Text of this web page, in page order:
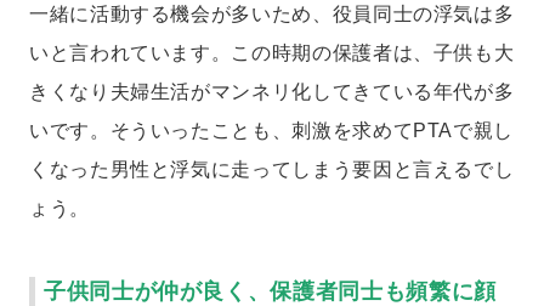
一緒に活動する機会が多いため、役員同士の浮気は多
いと言われています。この時期の保護者は、子供も大
きくなり夫婦生活がマンネリ化してきている年代が多
いです。そういったことも、刺激を求めてPTAで親し
くなった男性と浮気に走ってしまう要因と言えるでし
ょう。
子供同士が仲が良く、保護者同士も頻繁に顔